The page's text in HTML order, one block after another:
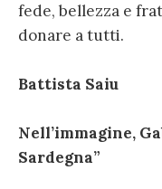
fede, bellezza e
donare a tutti.
Battista Saiu
Nell’immagine,
Sardegna”